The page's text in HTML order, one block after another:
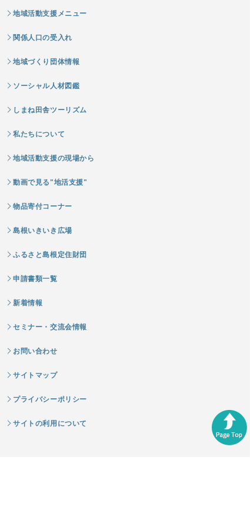
地域活動支援メニュー
関係人口の受入れ
地域づくり団体情報
ソーシャル人材図鑑
しまね田舎ツーリズム
私たちについて
地域活動支援の現場から
動画で見る"地活支援"
物品寄付コーナー
島根いきいき広場
ふるさと島根定住財団
申請書類一覧
新着情報
セミナー・交流会情報
お問い合わせ
サイトマップ
プライバシーポリシー
サイトの利用について